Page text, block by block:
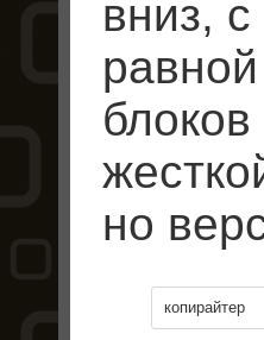
вниз,
но
копирайтер